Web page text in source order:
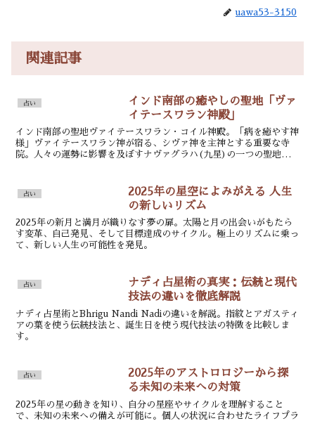
uawa53-3150
関連記事
占い
インド南部の癒やしの聖地「ヴァ
イテースワラン神殿」
インド南部の聖地ヴァイテースワラン・コイル神殿。「病を癒やす神
様」ヴァイテースワラン神が宿る、シヴァ神を主神とする重要な寺
院。人々の運勢に影響を及ぼすナヴァグラハ(九星)の一つの聖地と
占い
2025年の星空によみがえる 人生
の新しいリズム
2025年の新月と満月が織りなす夢の扉。太陽と月の出会いがもたら
す変革、自己発見、そして目標達成のサイクル。極上のリズムに乗っ
て、新しい人生の可能性を発見。
占い
ナディ占星術の真実：伝統と現代
技法の違いを徹底解説
ナディ占星術とBhrigu Nandi Nadiの違いを解説。指紋とアガスティ
アの葉を使う伝統技法と、誕生日を使う現代技法の特徴を比較しま
す。
占い
2025年のアストロロジーから探
る未知の未来への対策
2025年の星の動きを知り、自分の星座やサイクルを理解すること
で、未知の未来への備えが可能に。個人の状況に合わせたライフプラ